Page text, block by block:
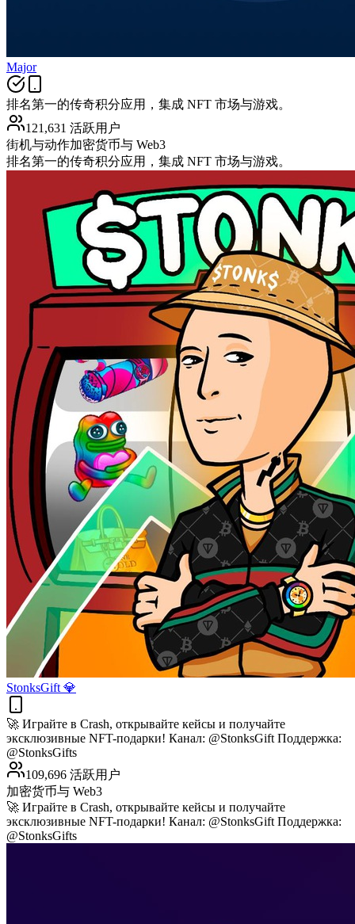
Major
排名第一的传奇积分应用，集成 NFT 市场与游戏。
121,631 活跃用户
街机与动作加密货币与 Web3
排名第一的传奇积分应用，集成 NFT 市场与游戏。
StonksGift 💎
🚀 Играйте в Crash, открывайте кейсы и получайте
эксклюзивные NFT-подарки! Канал: @StonksGift Поддержка:
@StonksGifts
109,696 活跃用户
加密货币与 Web3
🚀 Играйте в Crash, открывайте кейсы и получайте
эксклюзивные NFT-подарки! Канал: @StonksGift Поддержка:
@StonksGifts